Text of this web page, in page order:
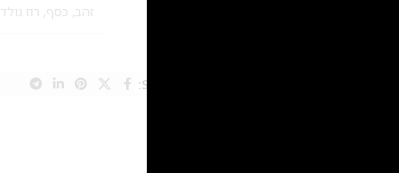
זהב, כסף, רוז גולד
Share: